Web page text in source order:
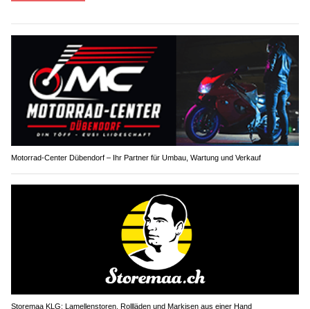
Motorrad-Center Dübendorf – Ihr Partner für Umbau, Wartung und Verkauf
Storemaa KLG: Lamellenstoren, Rollläden und Markisen aus einer Hand